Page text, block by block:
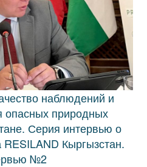
наблюдений и
опасных природных
Серия интервью о
RESILAND Кыргызстан.
№2